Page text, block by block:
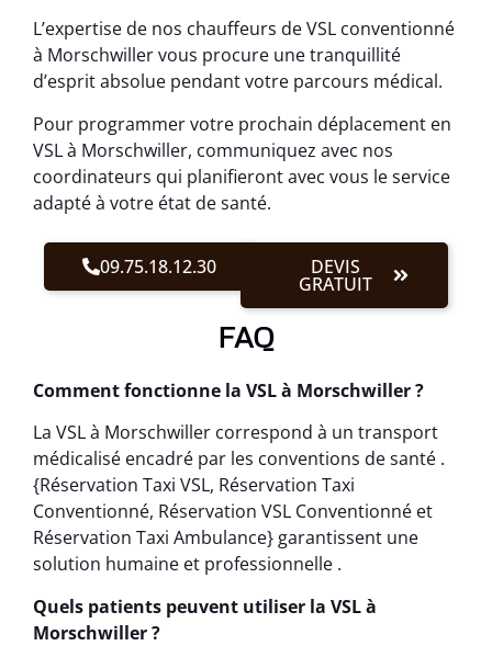
L’expertise de nos chauffeurs de VSL conventionné
à Morschwiller vous procure une tranquillité
d’esprit absolue pendant votre parcours médical.
Pour programmer votre prochain déplacement en
VSL à Morschwiller, communiquez avec nos
coordinateurs qui planifieront avec vous le service
adapté à votre état de santé.
09.75.18.12.30 DEVIS
GRATUIT
FAQ
Comment fonctionne la VSL à Morschwiller ?
La VSL à Morschwiller correspond à un transport
médicalisé encadré par les conventions de santé .
{Réservation Taxi VSL, Réservation Taxi
Conventionné, Réservation VSL Conventionné et
Réservation Taxi Ambulance} garantissent une
solution humaine et professionnelle .
Quels patients peuvent utiliser la VSL à
Morschwiller ?